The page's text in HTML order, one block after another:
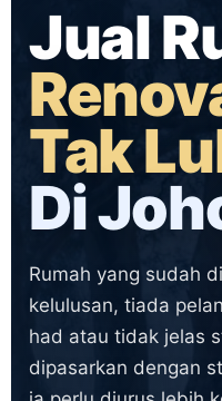
Jual
Tak
Di
Rumah yang sudah
kelulusan, tiada
had atau tidak jelas
dipasarkan dengan